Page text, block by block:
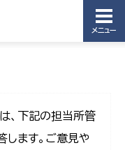
メニュー
、下記の担当所管
します。ご意見や